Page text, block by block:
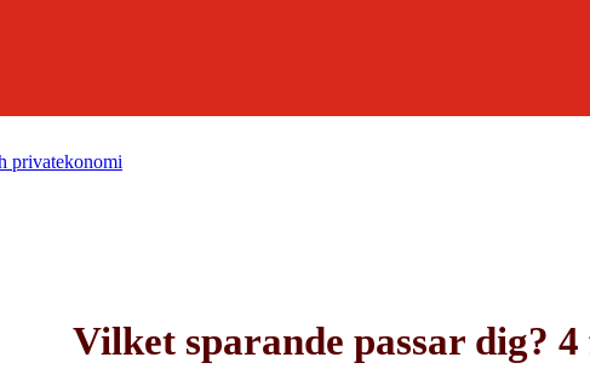
privatekonomi
Vilket sparande passar dig?